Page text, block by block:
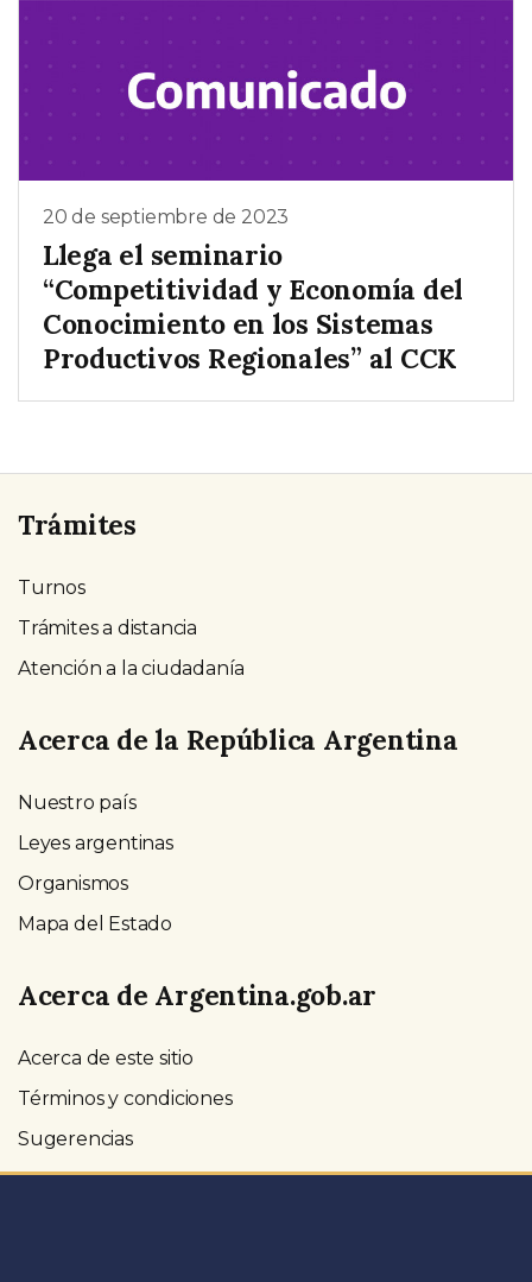
20 de septiembre de 2023
Llega el seminario
“Competitividad y Economía del
Conocimiento en los Sistemas
Productivos Regionales” al CCK
Trámites
Turnos
Trámites a distancia
Atención a la ciudadanía
Acerca de la República Argentina
Nuestro país
Leyes argentinas
Organismos
Mapa del Estado
Acerca de Argentina.gob.ar
Acerca de este sitio
Términos y condiciones
Sugerencias